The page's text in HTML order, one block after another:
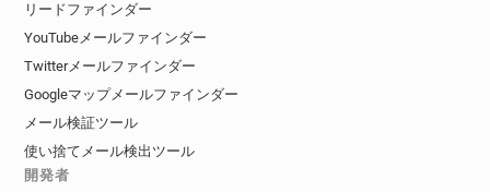
リードファインダー
YouTubeメールファインダー
Twitterメールファインダー
Googleマップメールファインダー
メール検証ツール
使い捨てメール検出ツール
開発者